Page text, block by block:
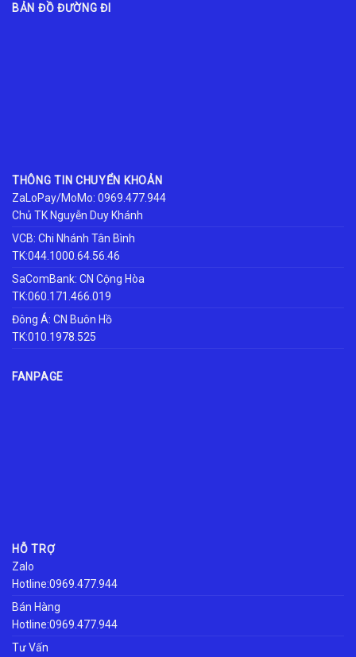
BẢN ĐỒ ĐƯỜNG ĐI
THÔNG TIN CHUYỂN KHOẢN
ZaLoPay/MoMo: 0969.477.944
Chủ TK Nguyễn Duy Khánh
VCB: Chi Nhánh Tân Bình
TK:044.1000.64.56.46
SaComBank: CN Cộng Hòa
TK:060.171.466.019
Đông Á: CN Buôn Hồ
TK:010.1978.525
FANPAGE
HỖ TRỢ
Zalo
Hotline:0969.477.944
Bán Hàng
Hotline:0969.477.944
Tư Vấn